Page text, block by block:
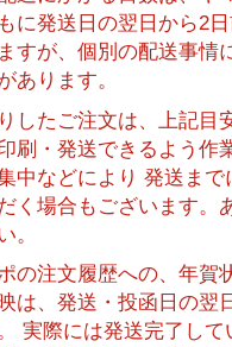
に発送日の翌日から2
すが、個別の配送事情
あります。
したご注文は、上記目
刷・発送できるよう作
中などにより 発送まで
く場合もございます。
。
の注文履歴への、年賀
は、発送・投函日の翌
実際には発送完了し